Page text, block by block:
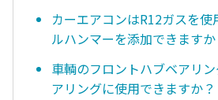
カーエアコンはR12ガスを
ルハンマーを添加できますか
車輌のフロントハブベアリ
アリングに使用できますか？